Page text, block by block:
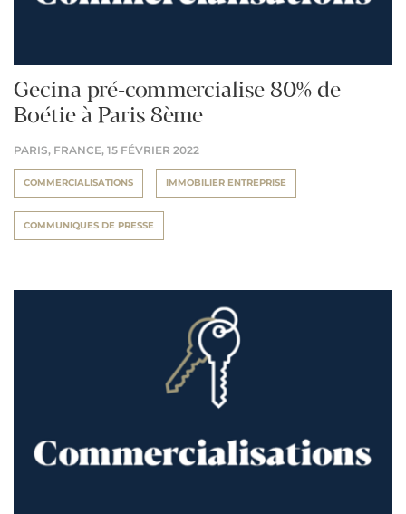
Gecina pré-commercialise 80% de
Boétie à Paris 8ème
PARIS, FRANCE, 15 FÉVRIER 2022
COMMERCIALISATIONS IMMOBILIER ENTREPRISE
COMMUNIQUES DE PRESSE